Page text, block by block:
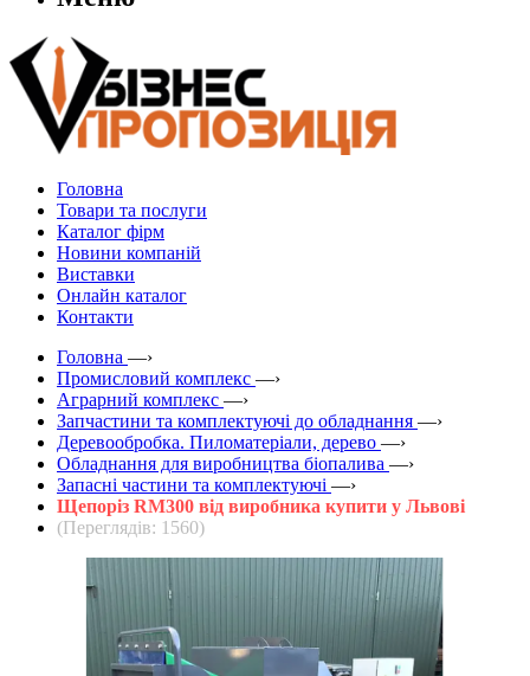
Головна
Товари та послуги
Каталог фірм
Новини компаній
Виставки
Онлайн каталог
Контакти
Головна —›
Промисловий комплекс —›
Аграрний комплекс —›
Запчастини та комплектуючі до обладнання —›
Деревообробка. Пиломатеріали, дерево —›
Обладнання для виробництва біопалива —›
Запасні частини та комплектуючі —›
Щепоріз RM300 від виробника купити у Львові
(Переглядів: 1560)